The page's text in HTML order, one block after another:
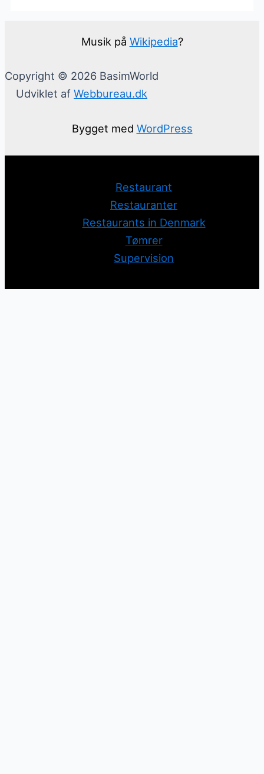
Musik på Wikipedia?
Copyright © 2026 BasimWorld
Udviklet af Webbureau.dk
Bygget med WordPress
Restaurant
Restauranter
Restaurants in Denmark
Tømrer
Supervision